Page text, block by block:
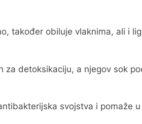
također obiluje vlaknima, ali i
za detoksikaciju, a njegov sok
svojstva i pomaže